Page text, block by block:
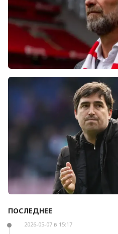
Болельщики
после ничьей с «Челси»
Андони Ираола может
ПОСЛЕДНЕЕ
2026-05-07 в 15:17